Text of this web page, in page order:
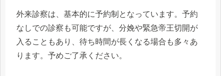
外来診察は、基本的に予約制となっています。予約
なしでの診察も可能ですが、分娩や緊急帝王切開が
入ることもあり、待ち時間が長くなる場合も多々あ
ります。予めご了承ください。